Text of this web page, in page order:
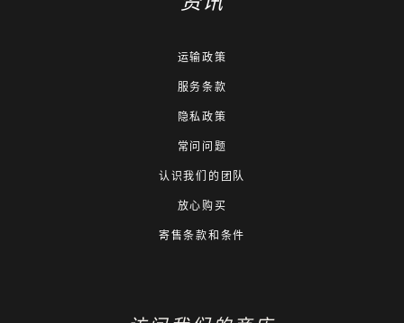
运输政策
服务条款
隐私政策
常问问题
认识我们的团队
放心购买
寄售条款和条件